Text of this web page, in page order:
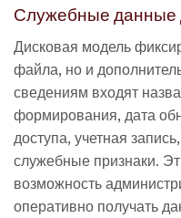
Служебные данные
Дисковая модель
файла, но и
сведениям входят
формирования, дата
доступа, учетная
служебные признаки.
возможность
оперативно получать